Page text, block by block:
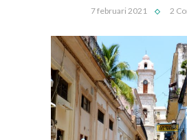
7 februari 2021 2